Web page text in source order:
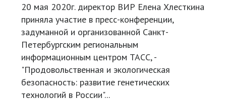
20 мая 2020г. директор ВИР Елена Хлесткина
приняла участие в пресс-конференции,
задуманной и организованной Санкт-
Петербургским региональным
информационным центром ТАСС, -
"Продовольственная и экологическая
безопасность: развитие генетических
технологий в России"...